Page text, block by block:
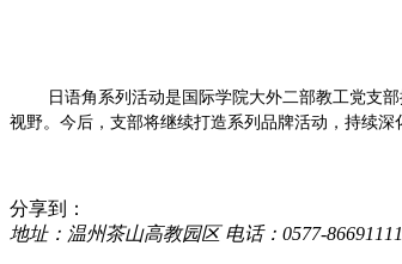
日语角系列活动是国际学院大外二部教工党支
视野。今后，支部将继续打造系列品牌活动，持续
分享到：
地址：温州茶山高教园区 电话：0577-